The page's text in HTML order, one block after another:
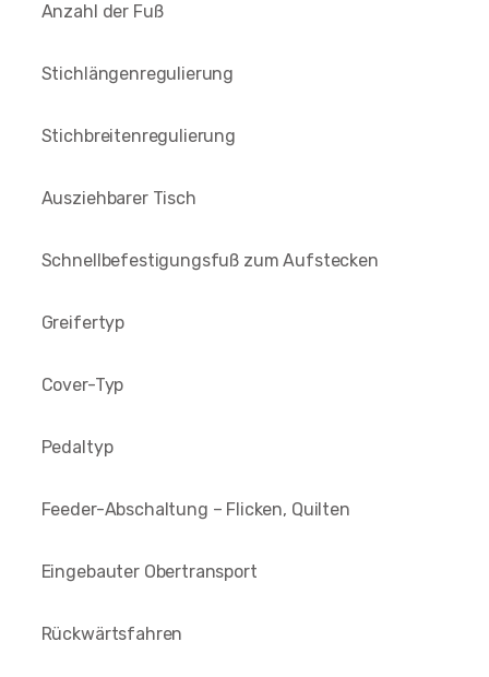
Anzahl der Fuß
Stichlängenregulierung
Stichbreitenregulierung
Ausziehbarer Tisch
Schnellbefestigungsfuß zum Aufstecken
Greifertyp
Cover-Typ
Pedaltyp
Feeder-Abschaltung – Flicken, Quilten
Eingebauter Obertransport
Rückwärtsfahren